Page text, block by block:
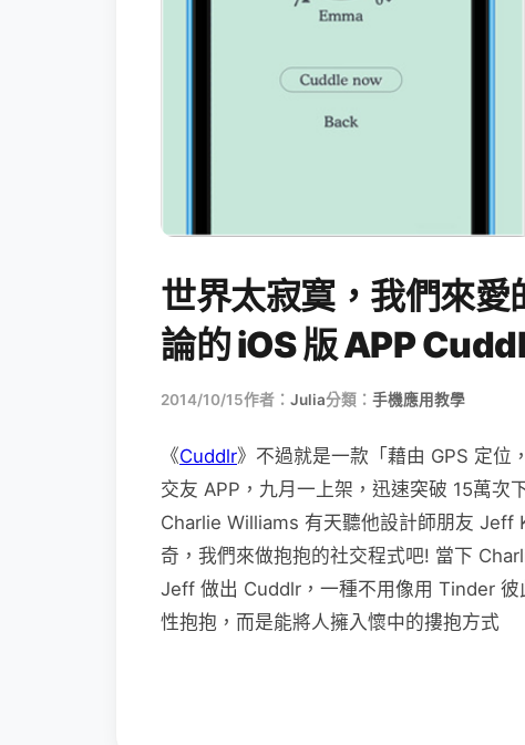
世界太寂寞，我們來
論的 iOS 版 APP
2014/10/15作者： Julia分類： 手機應用教學
《Cuddlr》不過就是一款「藉由 GPS 定位
交友 APP，九月一上架，迅速突破 15萬次
Charlie Williams 有天聽他設計師朋友 Jeff
奇，我們來做抱抱的社交程式吧! 當下
Jeff 做出 Cuddlr，一種不用像用 Tinder
性抱抱，而是能將人擁入懷中的摟抱方式